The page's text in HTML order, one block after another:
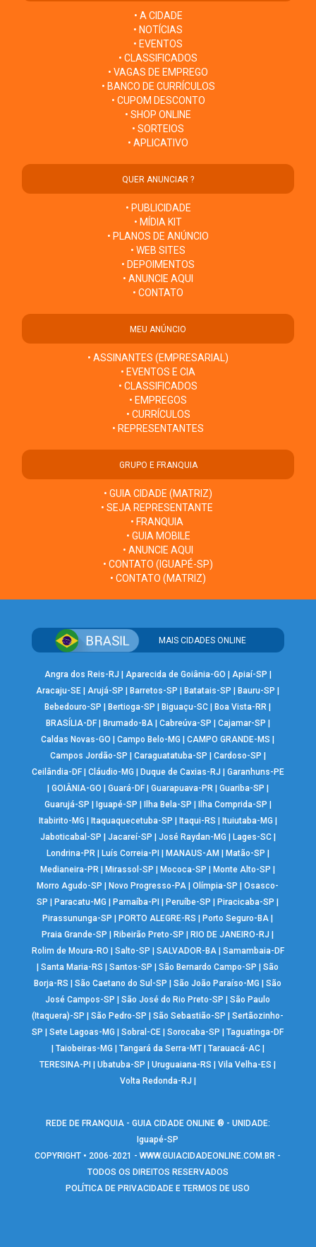
• A CIDADE
• NOTÍCIAS
• EVENTOS
• CLASSIFICADOS
• VAGAS DE EMPREGO
• BANCO DE CURRÍCULOS
• CUPOM DESCONTO
• SHOP ONLINE
• SORTEIOS
• APLICATIVO
QUER ANUNCIAR ?
• PUBLICIDADE
• MÍDIA KIT
• PLANOS DE ANÚNCIO
• WEB SITES
• DEPOIMENTOS
• ANUNCIE AQUI
• CONTATO
MEU ANÚNCIO
• ASSINANTES (EMPRESARIAL)
• EVENTOS E CIA
• CLASSIFICADOS
• EMPREGOS
• CURRÍCULOS
• REPRESENTANTES
GRUPO E FRANQUIA
• GUIA CIDADE (MATRIZ)
• SEJA REPRESENTANTE
• FRANQUIA
• GUIA MOBILE
• ANUNCIE AQUI
• CONTATO (IGUAPÉ-SP)
• CONTATO (MATRIZ)
MAIS CIDADES ONLINE
Angra dos Reis-RJ Aparecida de Goiânia-GO Apiaí-SP
Aracaju-SE |Arujá-SP Barretos-SP Batatais-SP Bauru-SP
Bebedouro-SP
Bertioga-SP Biguaçu-SC Boa Vista-RR
BRASÍLIA-DF| Brumado-BA| Cabreúva-SP Cajamar-SP
Caldas Novas-GO
|Campo Belo-MG |CAMPO GRANDE-MS
Campos Jordão-SP
Caraguatatuba-SP Cardoso-SP
Ceilândia-DF| Cláudio-MG Duque de Caxias-RJ
Garanhuns-PE
GOIÂNIA-GO Guará-DF| Guarapuava-PR| Guariba-SP
Guarujá-SP
Iguapé-SP Ilha Bela-SP Ilha Comprida-SP
Itabirito-MG
Itaquaquecetuba-SP Itaqui-RS Ituiutaba-MG
Jaboticabal-SP
Jacareí-SP José Raydan-MG Lages-SC|
Londrina-PR| Luís Correia-PI MANAUS-AM Matão-SP
Medianeira-PR
Mirassol-SP Mococa-SP Monte Alto-SP
Morro Agudo-SP
Novo Progresso-PA |Olímpia-SP |Osasco-
SP
Paracatu-MG Parnaíba-PI Peruíbe-SP Piracicaba-SP
Pirassununga-SP
PORTO ALEGRE-RS Porto Seguro-BA
Praia Grande-SP
Ribeirão Preto-SP RIO DE JANEIRO-RJ
Rolim de Moura-RO
Salto-SP SALVADOR-BA| Samambaia-DF
|Santa Maria-RS |Santos-SP |São Bernardo Campo-SP |São
Borja-RS
|São Caetano do Sul-SP |São João Paraíso-MG |São
José Campos-SP
|São José do Rio Preto-SP |São Paulo
(Itaquera)-SP
|São Pedro-SP |São Sebastião-SP |Sertãozinho-
SP
|Sete Lagoas-MG |Sobral-CE |Sorocaba-SP |Taguatinga-DF
Taiobeiras-MG Tangará da Serra-MT| Tarauacá-AC|
TERESINA-PI
|Ubatuba-SP |Uruguaiana-RS |Vila Velha-ES
Volta Redonda-RJ
REDE DE FRANQUIA - GUIA CIDADE ONLINE ® - UNIDADE:
Iguapé-SP
COPYRIGHT • 2006-2021 -WWW.GUIACIDADEONLINE.COM.BR -
TODOS OS DIREITOS RESERVADOS
POLÍTICA DE PRIVACIDADE E TERMOS DE USO